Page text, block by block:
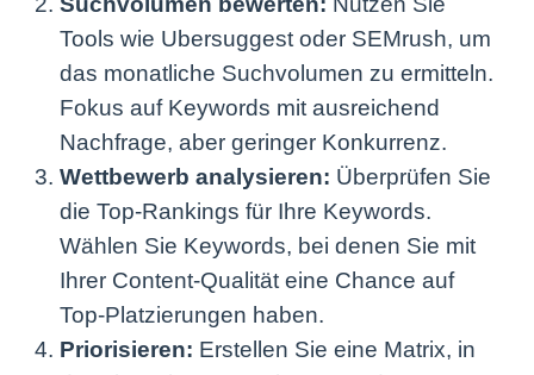
Fokus auf Keywords mit ausreichend
Nachfrage, aber geringer Konkurrenz.
Wettbewerb analysieren:Überprüfen Sie
die Top-Rankings für Ihre Keywords.
Wählen Sie Keywords, bei denen Sie mit
Ihrer Content-Qualität eine Chance auf
Top-Platzierungen haben.
Priorisieren:Erstellen Sie eine Matrix, in
der Sie Relevanz, Volumen und
Wettbewerb gegenüberstellen, um die
besten Keywords für Ihre Strategie zu